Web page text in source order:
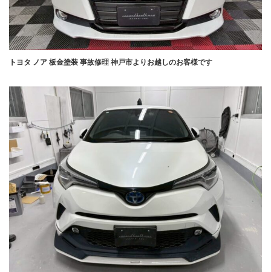
トヨタ ノア 板金塗装 事故修理 神戸市よりお越しのお客様です